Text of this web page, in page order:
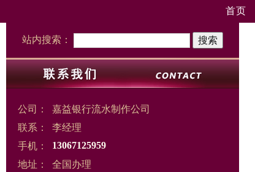
首页
站内搜索：
公司：
嘉益银行流水制作公司
联系：
李经理
手机：
13067125959
地址：
全国办理